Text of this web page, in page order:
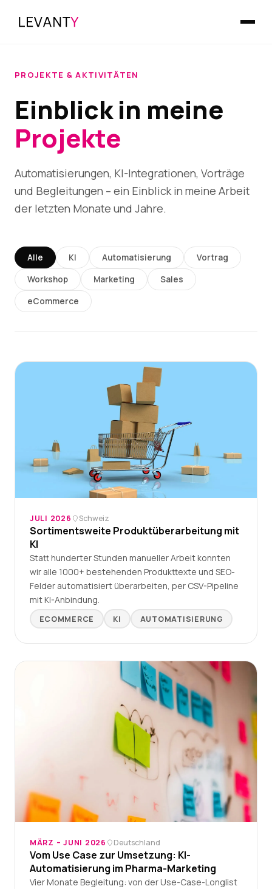
PROJEKTE & AKTIVITÄTEN
Einblick in meine
Projekte
Automatisierungen, KI-Integrationen, Vorträge
und Begleitungen – ein Einblick in meine Arbeit
der letzten Monate und Jahre.
Alle KI Automatisierung
Vortrag
Workshop
Marketing
Sales
eCommerce
JULI 2026 Schweiz
Sortimentsweite Produktüberarbeitung mit
KI
Statt hunderter Stunden manueller Arbeit konnten
wir alle 1000+ bestehenden Produkttexte und SEO-
Felder automatisiert überarbeiten, per CSV-Pipeline
mit KI-Anbindung.
ECOMMERCE KI AUTOMATISIERUNG
MÄRZ – JUNI 2026 Deutschland
Vom Use Case zur Umsetzung: KI-
Automatisierung im Pharma-Marketing
Vier Monate Begleitung: von der Use-Case-Longlist